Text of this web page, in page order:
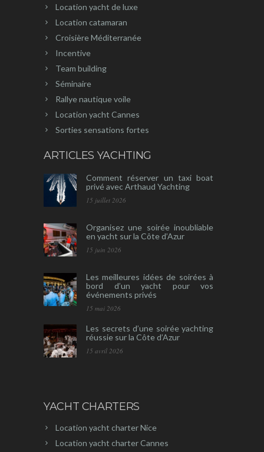
Location yacht de luxe
Location catamaran
Croisière Méditerranée
Incentive
Team building
Séminaire
Rallye nautique voile
Location yacht Cannes
Sorties sensations fortes
ARTICLES YACHTING
Comment réserver un taxi boat
privé avec Arthaud Yachting
15 juillet 2026
Organisez une soirée inoubliable
en yacht sur la Côte d’Azur
15 juin 2026
Les meilleures idées de soirées à
bord d’un yacht pour vos
événements privés
15 mai 2026
Les secrets d’une soirée yachting
réussie sur la Côte d’Azur
15 avril 2026
YACHT CHARTERS
Location yacht charter Nice
Location yacht charter Cannes